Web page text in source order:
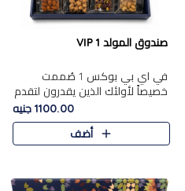
صندوق المولد VIP 1
في اي بي بوكس 1 صُممت
خصيصاً لأولئك الذين يقدرون لتقدم
تجربة استثنائية بوكس تجمع بين
أفخر حلويات المولد المصري مع
تشكيلة مختارة من الأصناف ..
1100.00 جنيه
أضف